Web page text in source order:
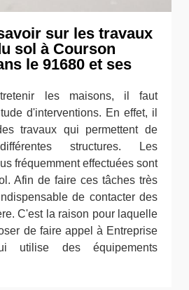
sur les travaux
sol à Courson
le 91680 et ses
les maisons, il faut
d'interventions. En effet, il
travaux qui permettent de
structures. Les
fréquemment effectuées sont
Afin de faire ces tâches très
de contacter des
C'est la raison pour laquelle
de faire appel à Entreprise
utilise des équipements